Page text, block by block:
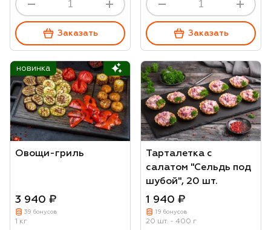
Заказать Заказать
новинка
Овощи-гриль
3 940 ₽
39 бонусов
1 кг
Тарталетка с
салатом "Сельдь под
шубой", 20 шт.
1 940 ₽
19 бонусов
20 шт. - 400 г